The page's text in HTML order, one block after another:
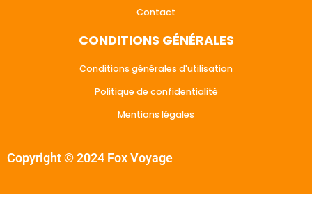
Contact
CONDITIONS GÉNÉRALES
Conditions générales d'utilisation
Politique de confidentialité
Mentions légales
Copyright © 2024 Fox Voyage